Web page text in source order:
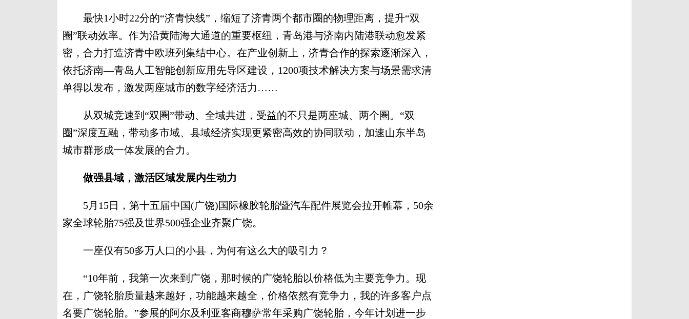
最快1小时22分的“济青快线”，缩短了济青两个都市圈的物理距离，提升“双
圈”联动效率。作为沿黄陆海大通道的重要枢纽，青岛港与济南内陆港联动愈发紧
密，合力打造济青中欧班列集结中心。在产业创新上，济青合作的探索逐渐深入，
依托济南—青岛人工智能创新应用先导区建设，1200项技术解决方案与场景需求清
单得以发布，激发两座城市的数字经济活力……
从双城竞速到“双圈”带动、全域共进，受益的不只是两座城、两个圈。“双
圈”深度互融，带动多市域、县域经济实现更紧密高效的协同联动，加速山东半岛
城市群形成一体发展的合力。
做强县域，激活区域发展内生动力
5月15日，第十五届中国(广饶)国际橡胶轮胎暨汽车配件展览会拉开帷幕，50余
家全球轮胎75强及世界500强企业齐聚广饶。
一座仅有50多万人口的小县，为何有这么大的吸引力？
“10年前，我第一次来到广饶，那时候的广饶轮胎以价格低为主要竞争力。现
在，广饶轮胎质量越来越好，功能越来越全，价格依然有竞争力，我的许多客户点
名要广饶轮胎。”参展的阿尔及利亚客商穆萨常年采购广饶轮胎，今年计划进一步